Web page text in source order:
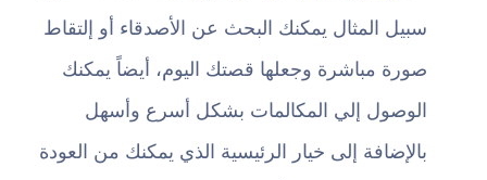
سبيل المثال يمكنك البحث عن الأصدقاء أو إلتقاط
صورة مباشرة وجعلها قصتك اليوم، أيضاً يمكنك
الوصول إلي المكالمات بشكل أسرع وأسهل
بالإضافة إلى خيار الرئيسية الذي يمكنك من العودة